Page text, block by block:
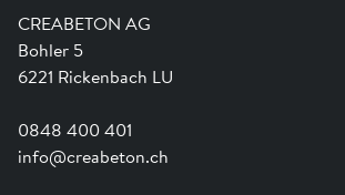
CREABETON AG
Bohler 5
6221 Rickenbach LU
0848 400 401
info@creabeton.ch
Ausbildung
Shop Hilfe
Anwendungsunterstützung
Newsletter
Engagement
Swissness
Schwammstadt